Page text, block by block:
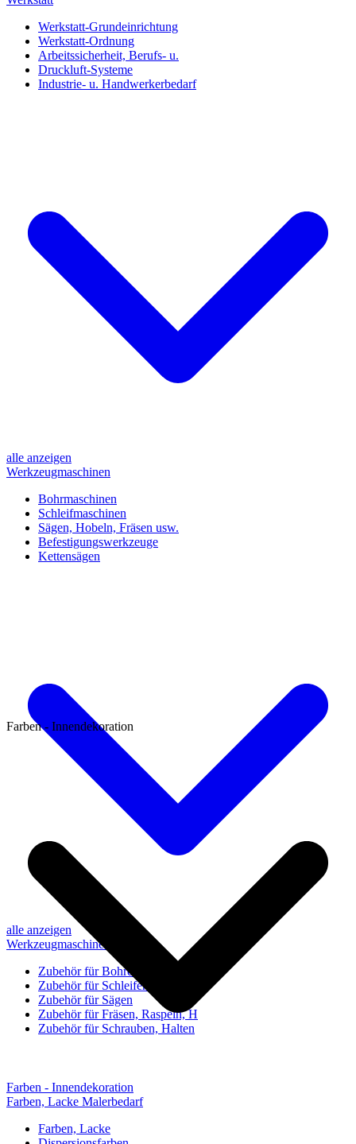
Werkstatt-Grundeinrichtung
Werkstatt-Ordnung
Arbeitssicherheit, Berufs- u.
Druckluft-Systeme
Industrie- u. Handwerkerbedarf
alle anzeigen
Werkzeugmaschinen
Bohrmaschinen
Schleifmaschinen
Sägen, Hobeln, Fräsen usw.
Befestigungswerkzeuge
Kettensägen
alle anzeigen
Werkzeugmaschinen-Zubehör
Zubehör für Bohren, Bohrhilfen
Zubehör für Schleifen, Poliere
Zubehör für Sägen
Zubehör für Fräsen, Raspeln, H
Zubehör für Schrauben, Halten
Farben - Innendekoration
Farben - Innendekoration
Farben, Lacke Malerbedarf
Farben, Lacke